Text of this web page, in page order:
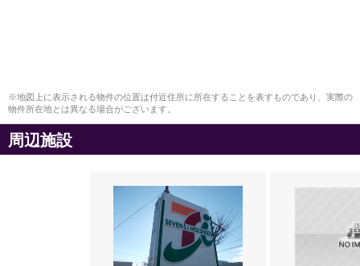
※地図上に表示される物件の位置は付近住所に所在することを表すものであり、実際の
物件所在地とは異なる場合がございます。
周辺施設